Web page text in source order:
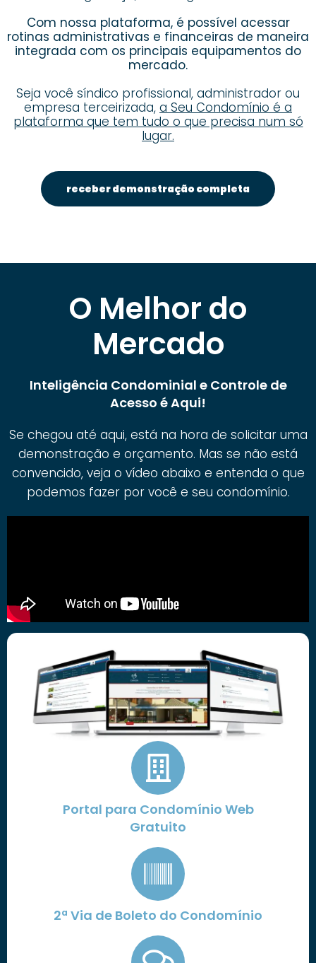
Com nossa plataforma, é possível acessar
rotinas administrativas e financeiras de maneira
integrada com os principais equipamentos do
mercado.
Seja você síndico profissional, administrador ou
empresa terceirizada, a Seu Condomínio é a
plataforma que tem tudo o que precisa num só
lugar.
receber demonstração completa
O Melhor do
Mercado
Inteligência Condominial e Controle de
Acesso é Aqui!
Se chegou até aqui, está na hora de solicitar uma
demonstração e orçamento. Mas se não está
convencido, veja o vídeo abaixo e entenda o que
podemos fazer por você e seu condomínio.
Portal para Condomínio Web
Gratuito
2ª Via de Boleto do Condomínio